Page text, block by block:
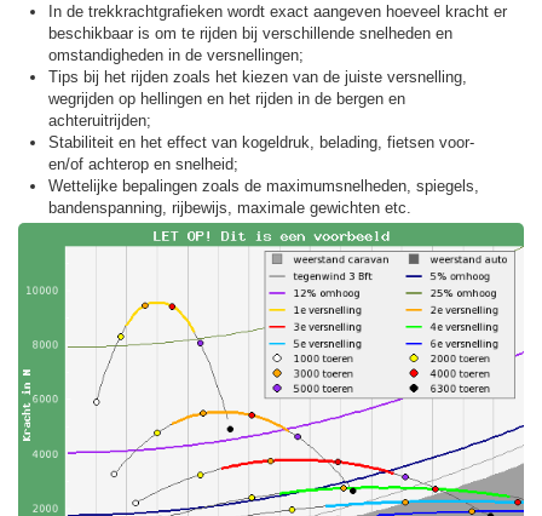
In de trekkracht­grafieken wordt exact aangeven hoeveel kracht er
beschikbaar is om te rijden bij verschillende snelheden en
omstandigheden in de versnellingen;
Tips bij het rijden zoals het kiezen van de juiste versnelling,
wegrijden op hellingen en het rijden in de bergen en
achteruitrijden;
Stabiliteit en het effect van kogeldruk, belading, fietsen voor-
en/of achterop en snelheid;
Wettelijke bepalingen zoals de maximumsnelheden, spiegels,
bandenspanning, rijbewijs, maximale gewichten etc.